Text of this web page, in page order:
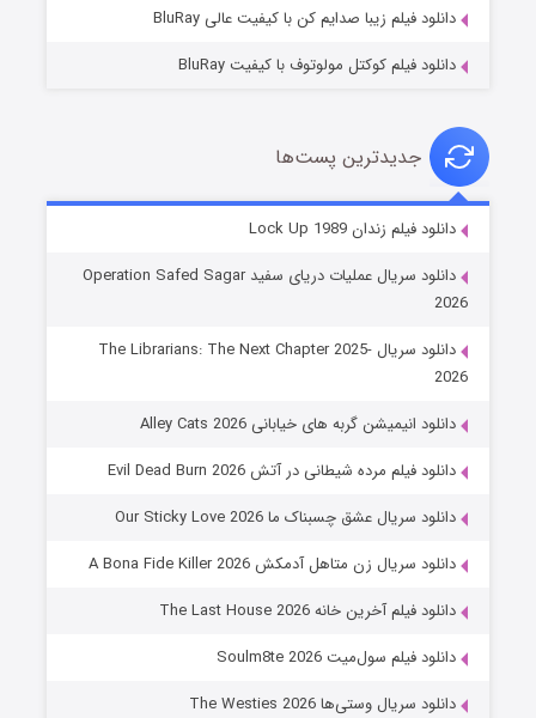
شوهر
عملیات آپارتمان
قسمت۲ (زیرنویس) منتشر شد
دانلود فیلم زیبا صدایم کن با کیفیت عالی BluRay
دانلود فیلم کوکتل مولوتوف با کیفیت BluRay
جدیدترین پست‌ها
دانلود فیلم زندان Lock Up 1989
دانلود سریال عملیات دریای سفید Operation Safed Sagar
2026
دانلود سریال The Librarians: The Next Chapter 2025-
2026
دانلود انیمیشن گربه های خیابانی Alley Cats 2026
دانلود فیلم مرده شیطانی در آتش Evil Dead Burn 2026
دانلود سریال عشق چسبناک ما Our Sticky Love 2026
دانلود سریال زن متاهل آدمکش A Bona Fide Killer 2026
دانلود فیلم آخرین خانه The Last House 2026
دانلود فیلم سول‌میت Soulm8te 2026
دانلود سریال وستی‌ها The Westies 2026